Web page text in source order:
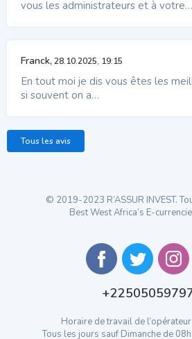
vous les administrateurs et à votre…
Franck, 28.10.2025, 19:15
En tout moi je dis vous êtes les
si souvent on a…
Tous les avis
© 2019-2023 R’ASSUR INVEST.
Best West Africa’s E-
Horaire de travail de
Tous les jours sauf Dimanche de